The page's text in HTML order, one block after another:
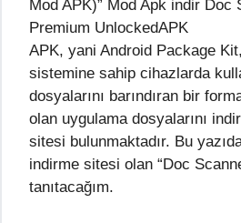
APK, yani Android Package
sistemine sahip cihazlarda
dosyalarını barındıran bir
olan uygulama dosyalarını
sitesi bulunmaktadır. Bu
indirme sitesi olan “Doc
tanıtacağım.